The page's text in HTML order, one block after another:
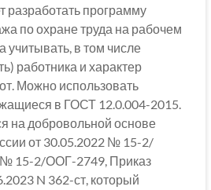
разработать программу
по охране труда на рабочем
учитывать, в том числе
работника и характер
Можно использовать
в ГОСТ 12.0.004-2015.
на добровольной основе
от 30.05.2022 № 15-2/
№ 15-2/ООГ-2749, Приказ
N 362-ст, который